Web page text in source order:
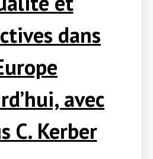
dans
avec
C. Kerber